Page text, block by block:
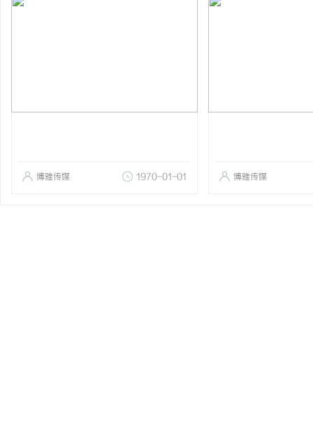
博雅传媒 1970-01-01 博雅传媒